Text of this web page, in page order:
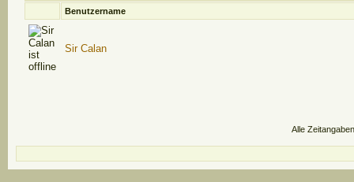
Benutzername
Sir Calan
Alle